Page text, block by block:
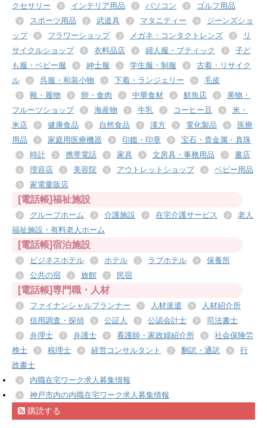
クセサリー
インテリア用品 パソコン
ゴルフ用品
スポーツ用品
武道具 マタニティー
ジーンズショ
ップ
フラワーショップ メガネ・コンタクトレンズ
リ
サイクルショップ
衣料品店 婦人服・ブティック
子ど
も服・ベビー服
紳士服 学生服・制服
古着・リサイク
ル
呉服・和装小物 下着・ランジェリー
毛皮
靴・履物
卵・食肉 中華食材 鮮魚店
果物・
フルーツショップ
海産物 牛乳 コーヒー豆
米・
米店
健康食品 自然食品 漢方 電化製品
医療
用品
家庭用医療機器 印鑑・印章
宝石・貴金属・真珠
時計
携帯電話 家具 文房具・事務用品
書店
理容店
美容院 アウトレットショップ
ベビー用品
家電量販店
[電話帳]福祉施設
グループホーム 介護施設 在宅介護サービス
老人
福祉施設・有料老人ホーム
[電話帳]宿泊施設
ビジネスホテル ホテル ラブホテル
保養所
公共の宿
旅館 民宿
[電話帳]専門職・人材
ファイナンシャルプランナー 人材派遣
人材紹介所
信用調査・探偵
公証人 公認会計士
司法書士
弁理士
弁護士 看護師・家政婦紹介所
社会保険労
務士
税理士 経営コンサルタント 翻訳・通訳
行
政書士
内職在宅ワーク求人募集情報
神戸市内の内職在宅ワーク求人募集情報
購読する